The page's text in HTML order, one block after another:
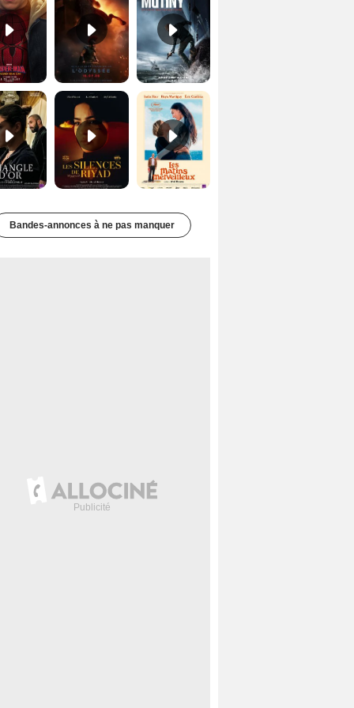
Les Silences de Riyad Bande-annonce VO STFR Les Matins merveilleux Bande-annonce VF
Bandes-annonces à ne pas manquer